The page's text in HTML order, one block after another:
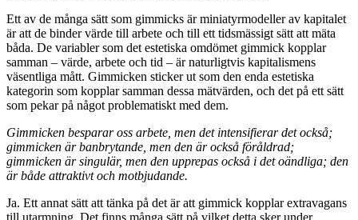
Ett av de många sätt som gimmicks är miniatyrmodeller av kapitalet
är att de binder värde till arbete och till ett tidsmässigt sätt att mäta
båda. De variabler som det estetiska omdömet gimmick kopplar
samman – värde, arbete och tid – är naturligtvis kapitalismens
väsentliga mått. Gimmicken sticker ut som den enda estetiska
kategorin som kopplar samman dessa mätvärden, och det på ett sätt
som pekar på något problematiskt med dem.
Gimmicken besparar oss arbete, men det intensifierar det också;
gimmicken är banbrytande, men den är också föråldrad;
gimmicken är singulär, men den upprepas också i det oändliga; den
är både attraktivt och motbjudande.
Ja. Ett annat sätt att tänka på det är att gimmick kopplar extravagans